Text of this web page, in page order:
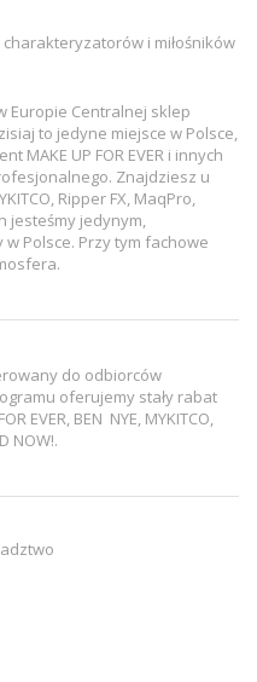
i miłośników
Europie Centralnej sklep
to jedyne miejsce w Polsce,
MAKE UP FOR EVER i innych
Znajdziesz u
Ripper FX, MaqPro,
jesteśmy jedynym,
Polsce. Przy tym fachowe
do odbiorców
oferujemy stały rabat
EVER, BEN NYE, MYKITCO,
NOW!.